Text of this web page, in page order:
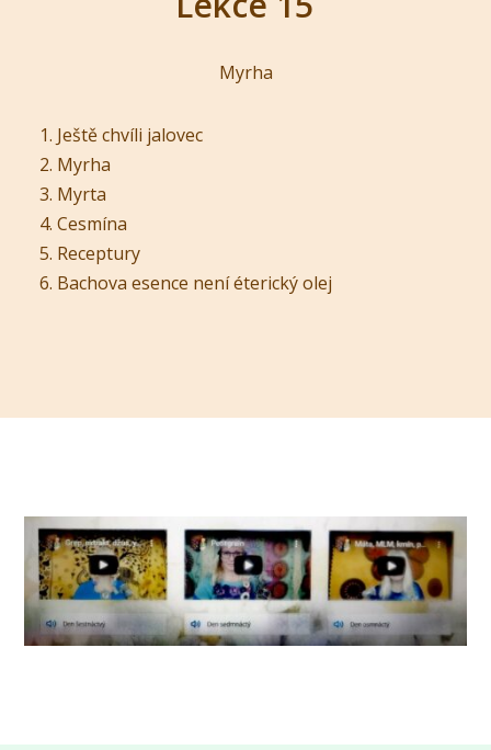
Myrha
Ještě chvíli jalovec
Myrha
Myrta
Cesmína
Receptury
Bachova esence není éterický olej